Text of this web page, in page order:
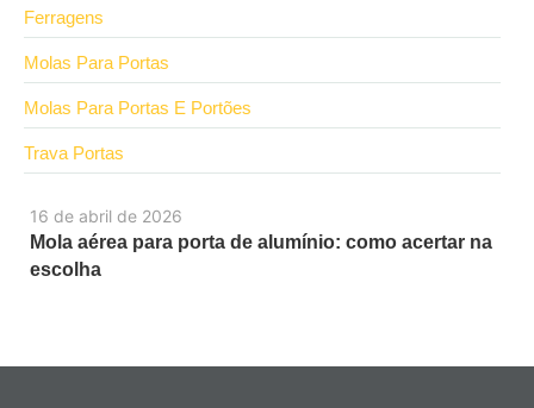
16 de abril de 2026
Mola aérea para porta de alumínio: como acertar na
escolha
Ferragens
Molas Para Portas
Molas Para Portas E Portões
Trava Portas